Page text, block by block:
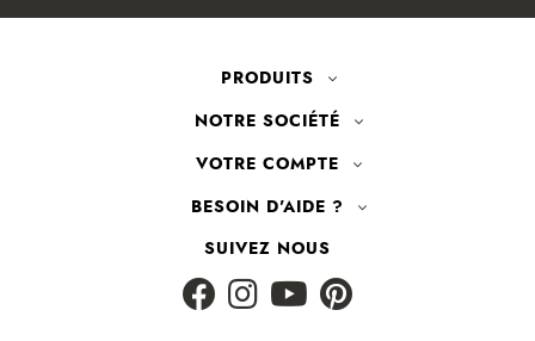
PRODUITS
NOTRE SOCIÉTÉ
VOTRE COMPTE
BESOIN D'AIDE ?
SUIVEZ NOUS